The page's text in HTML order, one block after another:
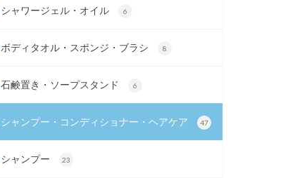
シャワージェル・オイル 6
ボディタオル・スポンジ・ブラシ 8
石鹸置き・ソープスタンド 6
シャンプー・コンディショナー・ヘアケア 47
シャンプー 23